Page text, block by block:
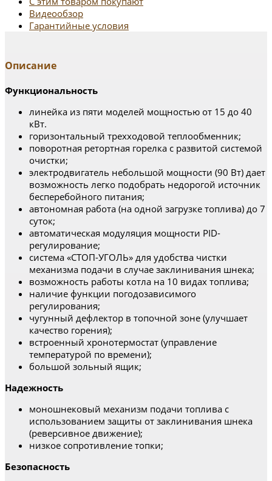
Видеообзор
Гарантийные условия
Описание
Функциональность
линейка из пяти моделей мощностью от 15 до 40
кВт.
горизонтальный трехходовой теплообменник;
поворотная ретортная горелка с развитой системой
очистки;
электродвигатель небольшой мощности (90 Вт) дает
возможность легко подобрать недорогой источник
бесперебойного питания;
автономная работа (на одной загрузке топлива) до 7
суток;
автоматическая модуляция мощности PID-
регулирование;
cистема «СТОП-УГОЛЬ» для удобства чистки
механизма подачи в случае заклинивания шнека;
возможность работы котла на 10 видах топлива;
наличие функции погодозависимого
регулирования;
чугунный дефлектор в топочной зоне (улучшает
качество горения);
встроенный хронотермостат (управление
температурой по времени);
большой зольный ящик;
Надежность
моношнековый механизм подачи топлива c
использованием защиты от заклинивания шнека
(реверсивное движение);
низкое сопротивление топки;
Безопасность